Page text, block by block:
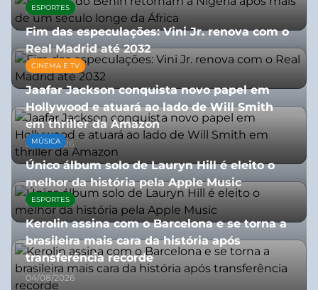
08/07/2026
ESPORTES
Fim das especulações: Vini Jr. renova com o
Real Madrid até 2032
06/08/2026
CINEMA E TV
Jaafar Jackson conquista novo papel em
Hollywood e atuará ao lado de Will Smith
em thriller da Amazon
06/08/2026
MÚSICA
Único álbum solo de Lauryn Hill é eleito o
melhor da história pela Apple Music
06/08/2026
ESPORTES
Kerolin assina com o Barcelona e se torna a
brasileira mais cara da história após
transferência recorde
04/08/2026